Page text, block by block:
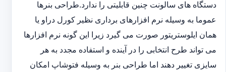
دستگاه های سالونت چنین قابلیتی را ندارد.طراحی بنرها
عموما به وسیله نرم افزارهای برداری نظیر کورل دراو یا
همان ایلوستریتور صورت می گیرد زیرا این گونه نرم افزارها
می تواند طرح انتخابی را در آینده و استفاده مجدد به هر
سایزی تغییر دهند اما طراحی بنر به وسیله فتوشاپ امکان